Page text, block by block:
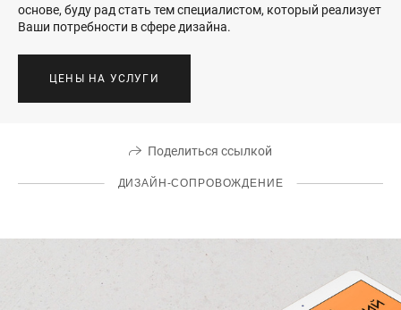
основе, буду рад стать тем специалистом, который реализует
Ваши потребности в сфере дизайна.
ЦЕНЫ НА УСЛУГИ
Поделиться ссылкой
ДИЗАЙН-СОПРОВОЖДЕНИЕ